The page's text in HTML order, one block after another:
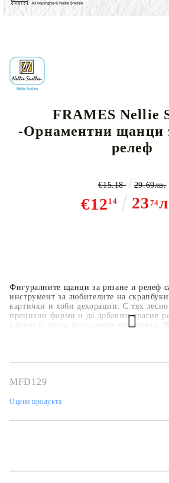
FRAMES Nellie
-Орнаментни щанци
релеф
€12 14 23 74
€15.18 29.69лв.
Фигуралните щанци за рязане и релеф
инструмент за любителите на
картички и хоби декорации. С тях
прецизни форми и да добавяш красив
картон и други подходящи материали.
професионален и уникален вид на
MFD129
Оцени продукта